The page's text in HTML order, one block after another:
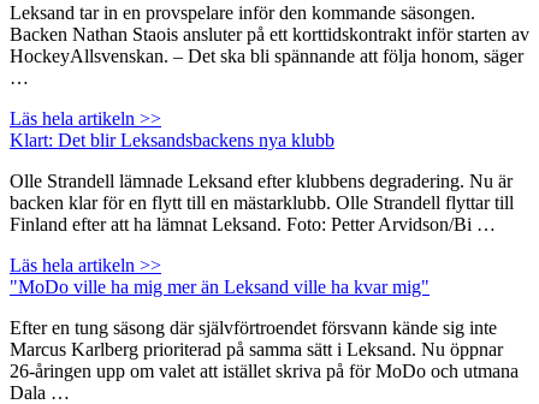
Leksand tar in en provspelare inför den kommande säsongen.
Backen Nathan Staois ansluter på ett korttidskontrakt inför starten av
HockeyAllsvenskan. – Det ska bli spännande att följa honom, säger
…
Läs hela artikeln >>
Klart: Det blir Leksandsbackens nya klubb
Olle Strandell lämnade Leksand efter klubbens degradering. Nu är
backen klar för en flytt till en mästarklubb. Olle Strandell flyttar till
Finland efter att ha lämnat Leksand. Foto: Petter Arvidson/Bi …
Läs hela artikeln >>
"MoDo ville ha mig mer än Leksand ville ha kvar mig"
Efter en tung säsong där självförtroendet försvann kände sig inte
Marcus Karlberg prioriterad på samma sätt i Leksand. Nu öppnar
26-åringen upp om valet att istället skriva på för MoDo och utmana
Dala …